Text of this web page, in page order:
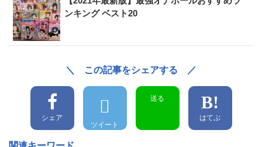
ンキング ベスト20
＼ この記事をシェアする ／
シェア
ツイート
送る
はてぶ